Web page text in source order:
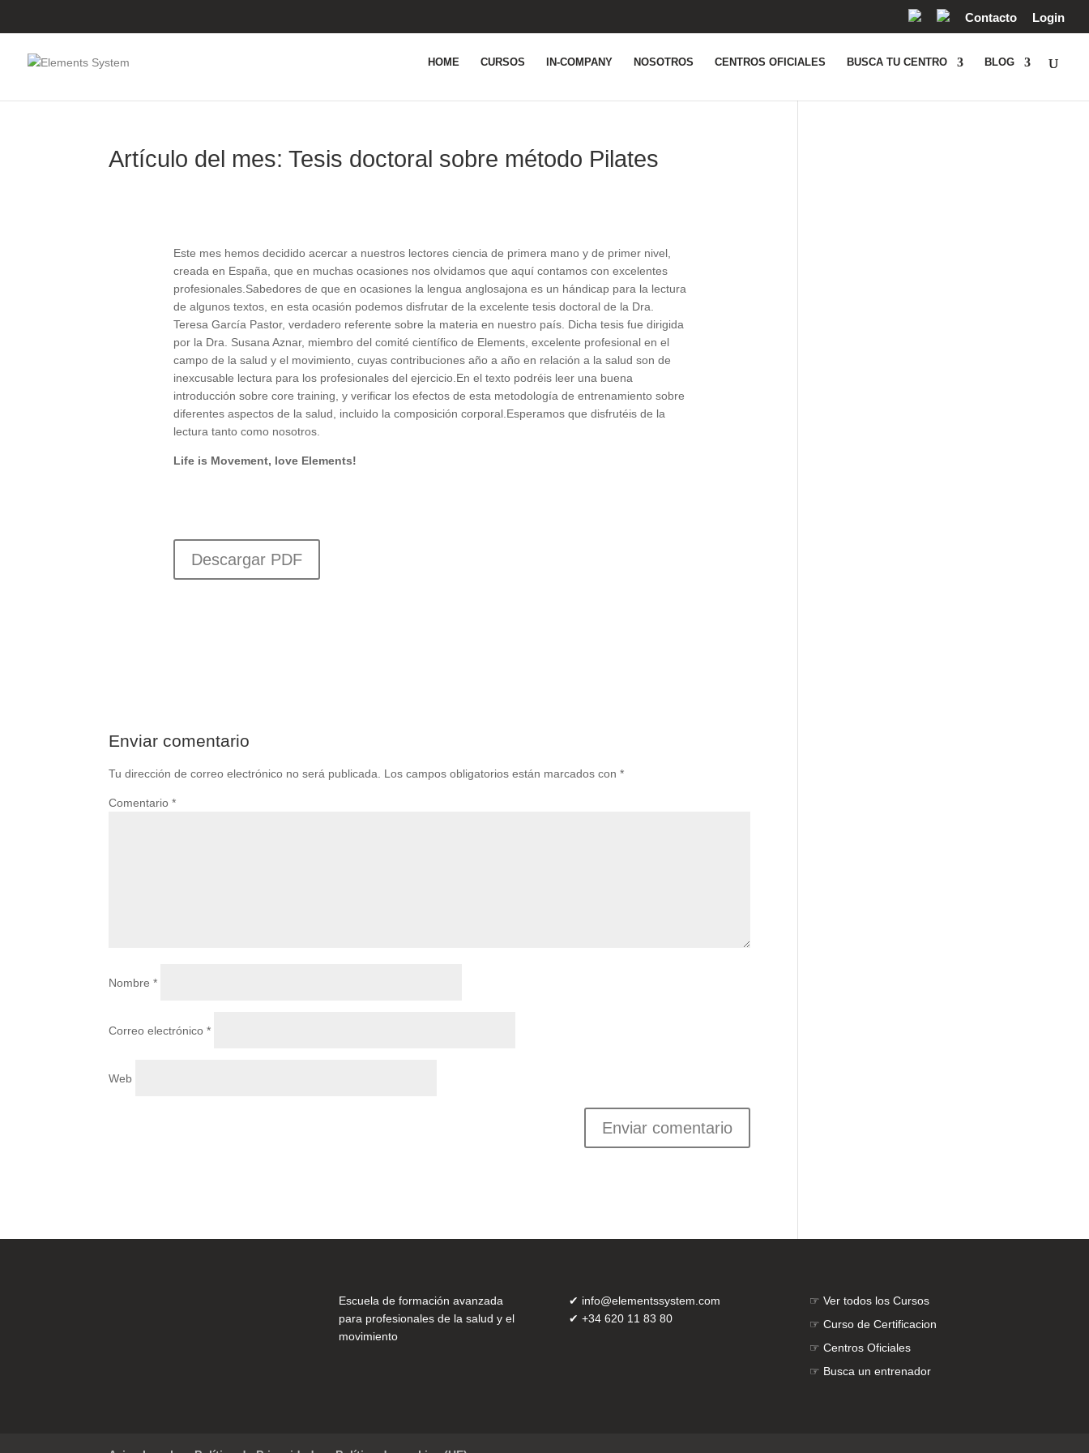
Contacto Login
HOME CURSOS IN-COMPANY NOSOTROS CENTROS OFICIALES BUSCA TU CENTRO BLOG
Artículo del mes: Tesis doctoral sobre método Pilates
Este mes hemos decidido acercar a nuestros lectores ciencia de primera mano y de primer nivel,
creada en España, que en muchas ocasiones nos olvidamos que aquí contamos con excelentes
profesionales.Sabedores de que en ocasiones la lengua anglosajona es un hándicap para la lectura
de algunos textos, en esta ocasión podemos disfrutar de la excelente tesis doctoral de la Dra.
Teresa García Pastor, verdadero referente sobre la materia en nuestro país. Dicha tesis fue dirigida
por la Dra. Susana Aznar, miembro del comité científico de Elements, excelente profesional en el
campo de la salud y el movimiento, cuyas contribuciones año a año en relación a la salud son de
inexcusable lectura para los profesionales del ejercicio.En el texto podréis leer una buena
introducción sobre core training, y verificar los efectos de esta metodología de entrenamiento sobre
diferentes aspectos de la salud, incluido la composición corporal.Esperamos que disfrutéis de la
lectura tanto como nosotros.
Life is Movement, love Elements!
Descargar PDF
Enviar comentario
Tu dirección de correo electrónico no será publicada. Los campos obligatorios están marcados con*
Comentario*
Nombre*
Correo electrónico*
Web
Escuela de formación avanzada
para profesionales de la salud y el
movimiento
✔ info@elementssystem.com
✔ +34 620 11 83 80
☞Ver todos los Cursos
☞Curso de Certificacion
☞Centros Oficiales
☞ Busca un entrenador